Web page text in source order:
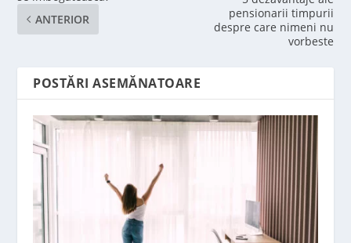
ANTERIOR
pensionarii timpurii
despre care nimeni nu
vorbeste
POSTĂRI ASEMĂNATOARE